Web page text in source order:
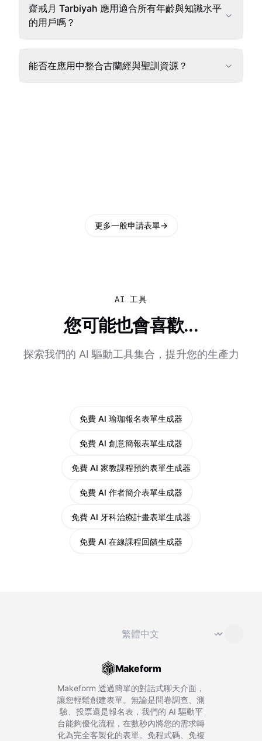
齋戒月 Tarbiyah 應用適合所有年齡與知識水平
的用戶嗎？
能否在應用中整合古蘭經與聖訓資源？
更多一般申請表單→
AI 工具
您可能也會喜歡...
探索我們的 AI 驅動工具集合，提升您的生產力
免費 AI 瑜珈報名表單生成器
免費 AI 創意簡報表單生成器
免費 AI 家教課程預約表單生成器
免費 AI 作者簡介表單生成器
免費 AI 牙科治療計畫表單生成器
免費 AI 在線課程回饋生成器
切換語言 ⌄
Makeform
Makeform 透過簡單的對話式聊天介面，
讓您輕鬆創建表單。無論是問卷調查、測
驗、投票還是報名表，我們的 AI 驅動平
台能夠優化流程，在數秒內將您的需求轉
化為完全客製化的表單。免程式碼、免複